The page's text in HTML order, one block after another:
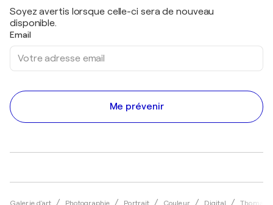
Galerie d'art Photographie Portrait Couleur Digital Thomas
Soyez avertis lorsque celle-ci sera de nouveau
disponible.
Email
Me prévenir